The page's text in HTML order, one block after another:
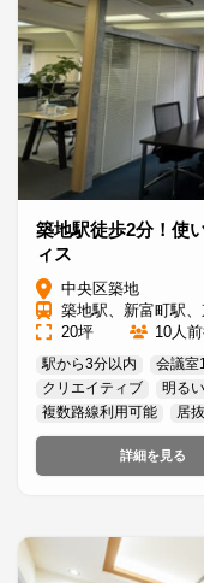
築地駅徒歩2分！使
ィス
中央区築地
築地駅、新富町駅
20坪
10人
駅から3分以内 会議室
クリエイティブ
明るい
複数路線利用可能
居
詳細を見る